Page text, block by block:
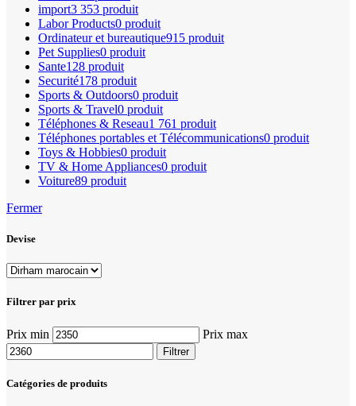
import3 353 produit
Labor Products0 produit
Ordinateur et bureautique915 produit
Pet Supplies0 produit
Sante128 produit
Securité178 produit
Sports & Outdoors0 produit
Sports & Travel0 produit
Téléphones & Reseau1 761 produit
Téléphones portables et Télécommunications0 produit
Toys & Hobbies0 produit
TV & Home Appliances0 produit
Voiture89 produit
Fermer
Devise
Filtrer par prix
Prix min Prix max
Filtrer
Catégories de produits